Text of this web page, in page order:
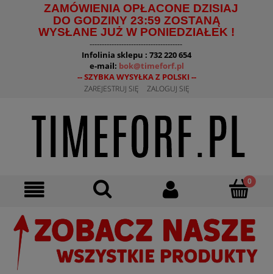
ZAMÓWIENIA OPŁACONE DZISIAJ
DO GODZINY 23:59 ZOSTANĄ
WYSŁANE JUŻ W PONIEDZIAŁEK !
--------------------------------------
Infolinia sklepu : 732 220 654
e-mail: bok@timeforf.pl
-- SZYBKA WYSYŁKA Z POLSKI --
ZAREJESTRUJ SIĘ ZALOGUJ SIĘ